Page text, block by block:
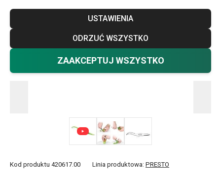
USTAWIENIA
ODRZUĆ WSZYSTKO
ZAAKCEPTUJ WSZYSTKO
Kod produktu 420617.00 Linia produktowa: PRESTO